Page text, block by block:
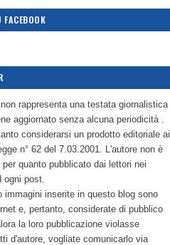
rappresenta una testata giornalistica
aggiornato senza alcuna periodicità .
considerarsi un prodotto editoriale ai
n° 62 del 7.03.2001. L'autore non è
quanto pubblicato dai lettori nei
ogni post.
immagini inserite in questo blog sono
e, pertanto, considerate di pubblico
la loro pubblicazione violasse
d'autore, vogliate comunicarlo via